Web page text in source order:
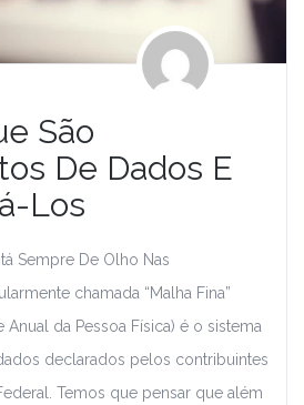
São
De Dados E
Los
Sempre De Olho Nas
chamada “Malha Fina”
Anual da Pessoa Física) é o sistema
declarados pelos contribuintes
Temos que pensar que além